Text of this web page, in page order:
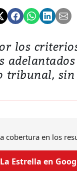
los
tribunal, sin
cobertura en los
Estrella en